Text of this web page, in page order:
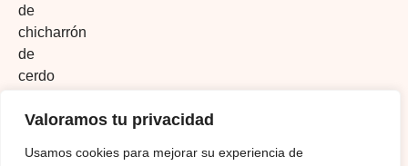
Valoramos tu privacidad
Usamos cookies para mejorar su experiencia de
de
chicharrón
de
cerdo
100